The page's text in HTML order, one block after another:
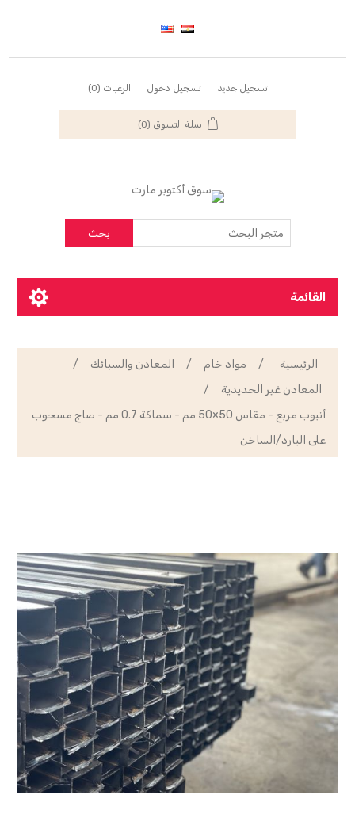
تسجيل جديد تسجيل دخول الرغبات (0)
سلة التسوق (0)
بحث
القائمة
الرئيسية / مواد خام / المعادن والسبائك
/
المعادن غير الحديدية
/
أنبوب مربع - مقاس 50×50 مم - سماكة 0.7 مم - صاج مسحوب
على البارد/الساخن